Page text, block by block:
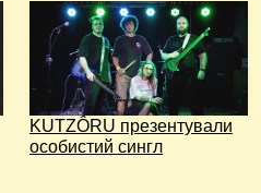
KUTZÔRU презентували
особистий сингл